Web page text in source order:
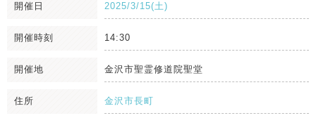
開催日 2025/3/15(土)
開催時刻 14:30
開催地 金沢市聖霊修道院聖堂
住所 金沢市長町